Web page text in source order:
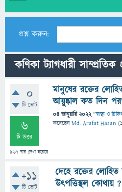
প্রশ্ন করুন:
কণিকা ট্যাগধারী সাম্প্রতিক
0
টি ভোট
6
টি উত্তর
967 বার দেখা হয়েছে
মানুষের রক্তের
আয়ুষ্কাল কত দিন
04 জানুয়ারি 2022 "স্বাস্থ্য ও
করেছেনMd. Arafat Hasan (
+11
টি ভোট
দেহে রক্তের লোহিত
উৎপত্তিস্থল কোথায় ?